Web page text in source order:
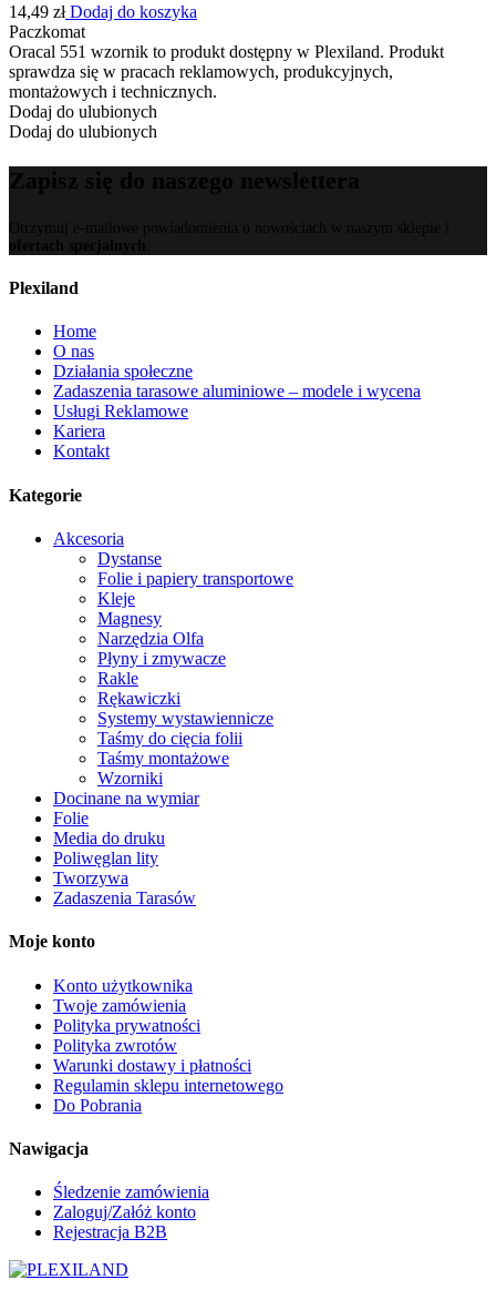
14,49 złDodaj do koszyka
Paczkomat
Oracal 551 wzornik to produkt dostępny w Plexiland. Produkt
sprawdza się w pracach reklamowych, produkcyjnych,
montażowych i technicznych.
Dodaj do ulubionych
Dodaj do ulubionych
Zapisz się do naszego newslettera
Otrzymuj e-mailowe powiadomienia o nowościach w naszym sklepie i
ofertach specjalnych
Plexiland
Home
O nas
Działania społeczne
Zadaszenia tarasowe aluminiowe – modele i wycena
Usługi Reklamowe
Kariera
Kontakt
Kategorie
Akcesoria
Dystanse
Folie i papiery transportowe
Kleje
Magnesy
Narzędzia Olfa
Płyny i zmywacze
Rakle
Rękawiczki
Systemy wystawiennicze
Taśmy do cięcia folii
Taśmy montażowe
Wzorniki
Docinane na wymiar
Folie
Media do druku
Poliwęglan lity
Tworzywa
Zadaszenia Tarasów
Moje konto
Konto użytkownika
Twoje zamówienia
Polityka prywatności
Polityka zwrotów
Warunki dostawy i płatności
Regulamin sklepu internetowego
Do Pobrania
Nawigacja
Śledzenie zamówienia
Zaloguj/Załóż konto
Rejestracja B2B